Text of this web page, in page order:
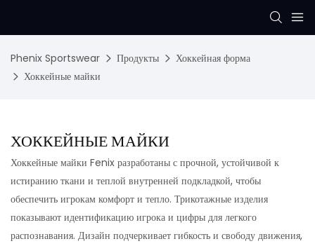
Phenix Sportswear Продукты
Хоккейная форма
Хоккейные майки
ХОККЕЙНЫЕ МАЙКИ
Хоккейные майки Fenix ​​разработаны с прочной, устойчивой к
истиранию ткани и теплой внутренней подкладкой, чтобы
обеспечить игрокам комфорт и тепло. Трикотажные изделия
показывают идентификацию игрока и цифры для легкого
распознавания. Дизайн подчеркивает гибкость и свободу движения,